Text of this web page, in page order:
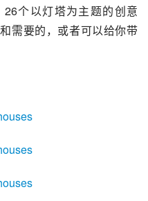
个以灯塔为主题的创意
需要的，或者可以给你带